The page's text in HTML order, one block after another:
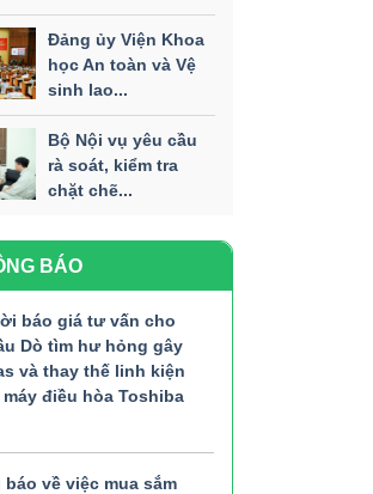
Đảng ủy Viện Khoa
học An toàn và Vệ
sinh lao...
Bộ Nội vụ yêu cầu
rà soát, kiểm tra
chặt chẽ...
BÁO
báo giá tư vấn cho
Dò tìm hư hỏng gây
và thay thế linh kiện
điều hòa Toshiba
báo về việc mua sắm